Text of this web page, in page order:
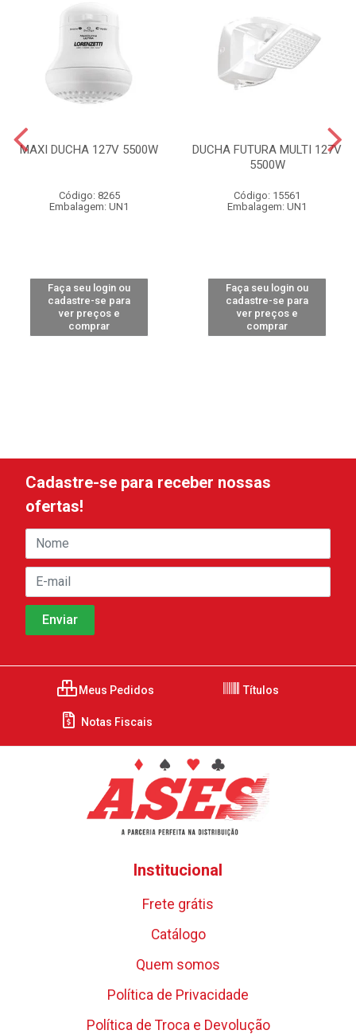
MAXI DUCHA 127V 5500W
Código: 8265
Embalagem: UN1
Faça seu login ou
cadastre-se para
ver preços e
comprar
DUCHA FUTURA MULTI 127V
5500W
Código: 15561
Embalagem: UN1
Faça seu login ou
cadastre-se para
ver preços e
comprar
Cadastre-se para receber nossas
ofertas!
Meus Pedidos Títulos
Notas Fiscais
Institucional
Frete grátis
Catálogo
Quem somos
Política de Privacidade
Política de Troca e Devolução